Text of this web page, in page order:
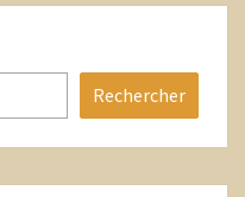
Rechercher